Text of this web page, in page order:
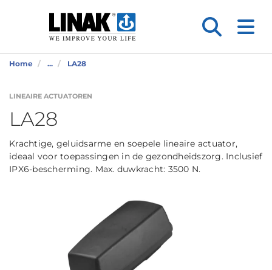
Home ... LA28
LINEAIRE ACTUATOREN
LA28
Krachtige, geluidsarme en soepele lineaire actuator,
ideaal voor toepassingen in de gezondheidszorg. Inclusief
IPX6-bescherming. Max. duwkracht: 3500 N.